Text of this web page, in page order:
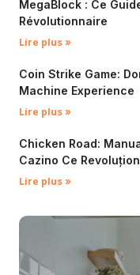
MegaBlock : Ce
Révolutionnaire
Lire plus »
Coin Strike Game:
Machine Experience
Lire plus »
Chicken Road:
Cazino Ce
Lire plus »